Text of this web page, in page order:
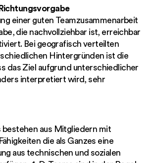
einer guten Teamzusammenarbeit
die nachvollziehbar ist, erreichbar
Bei geografisch verteilten
Hintergründen ist die
das Ziel aufgrund unterschiedlicher
interpretiert wird, sehr
bestehen aus Mitgliedern mit
die als Ganzes eine
aus technischen und sozialen